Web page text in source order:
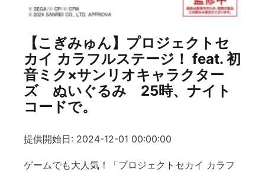
【こぎみゅん】プロジェクトセ
カイ カラフルステージ！ feat. 初
音ミク×サンリオキャラクター
ズ ぬいぐるみ 25時、ナイト
コードで。
提供開始日: 2024-12-01 00:00:00
ゲームでも大人気！「プロジェクトセカイ カラフ